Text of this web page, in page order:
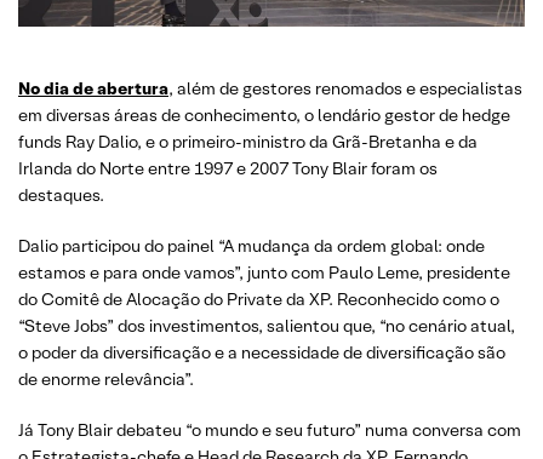
No dia de abertura, além de gestores renomados e especialistas
em diversas áreas de conhecimento, o lendário gestor de hedge
funds Ray Dalio, e o primeiro-ministro da Grã-Bretanha e da
Irlanda do Norte entre 1997 e 2007 Tony Blair foram os
destaques.
Dalio participou do painel “A mudança da ordem global: onde
estamos e para onde vamos”, junto com Paulo Leme, presidente
do Comitê de Alocação do Private da XP. Reconhecido como o
“Steve Jobs” dos investimentos, salientou que, “no cenário atual,
o poder da diversificação e a necessidade de diversificação são
de enorme relevância”.
Já Tony Blair debateu “o mundo e seu futuro” numa conversa com